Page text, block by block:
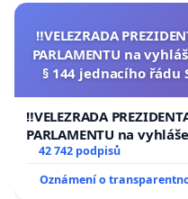
‼️VELEZRADA
PARLAMENTU na
§ 144 jednacího
‼️VELEZRADA
PARLAMENTU na
144 jednacího řádu
usnesení k podání
republiky
42 742 podpisů
Oznámení o